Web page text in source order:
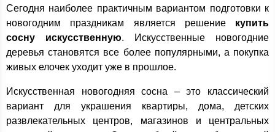
Сегодня наиболее практичным вариантом подготовки к
новогодним праздникам является решение купить
сосну искусственную. Искусственные новогодние
деревья становятся все более популярными, а покупка
живых елочек уходит уже в прошлое.
Искусственная новогодняя сосна – это классический
вариант для украшения квартиры, дома, детских
развлекательных центров, магазинов и центральных